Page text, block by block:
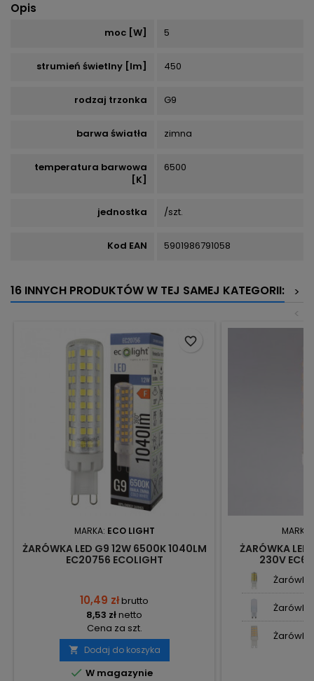
Opis
moc [W] 5
strumień świetlny [lm] 450
rodzaj trzonka G9
barwa światła zimna
temperatura barwowa
[K]
6500
jednostka /szt.
Kod EAN 5901986791058
16 INNYCH PRODUKTÓW W TEJ SAMEJ KATEGORII:
>
<
MARKA: ECO LIGHT
ŻARÓWKA LED G9 12W 6500K 1040LM
EC20756 ECOLIGHT
10,49 złbrutto
8,53 złnetto
Cena za szt.
 Dodaj do koszyka
 W magazynie
favorite_border
MARKA:
ŻARÓWKA
230V
Żarówka
Żarówka
Żarówka